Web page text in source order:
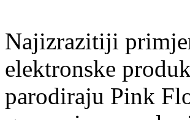
Najizrazitiji
elektronske
parodiraju Pink